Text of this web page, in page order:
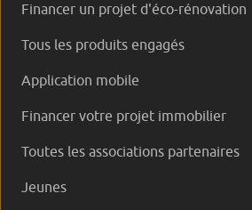
Financer un projet d'éco-rénovation
Tous les produits engagés
Application mobile
Financer votre projet immobilier
Toutes les associations partenaires
Jeunes